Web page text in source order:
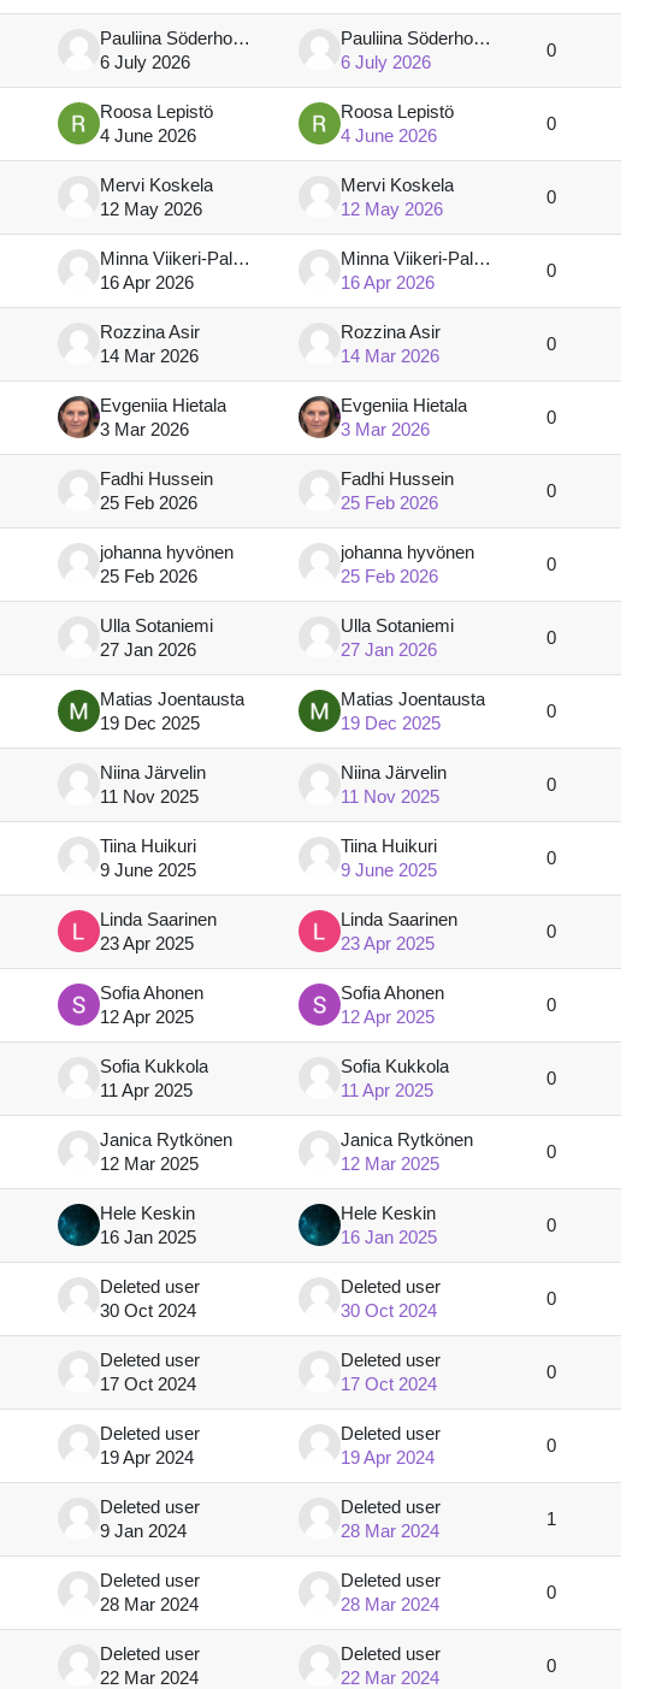
Pauliina Söderholm
6 July 2026
Pauliina Söderholm
6 July 2026
0
Roosa Lepistö
4 June 2026
Roosa Lepistö
4 June 2026
0
Mervi Koskela
12 May 2026
Mervi Koskela
12 May 2026
0
Minna Viikeri-Paloniemi
16 Apr 2026
Minna Viikeri-Paloniemi
16 Apr 2026
0
Rozzina Asir
14 Mar 2026
Rozzina Asir
14 Mar 2026
0
Evgeniia Hietala
3 Mar 2026
Evgeniia Hietala
3 Mar 2026
0
Fadhi Hussein
25 Feb 2026
Fadhi Hussein
25 Feb 2026
0
johanna hyvönen
25 Feb 2026
johanna hyvönen
25 Feb 2026
0
Ulla Sotaniemi
27 Jan 2026
Ulla Sotaniemi
27 Jan 2026
0
Matias Joentausta
19 Dec 2025
Matias Joentausta
19 Dec 2025
0
Niina Järvelin
11 Nov 2025
Niina Järvelin
11 Nov 2025
0
Tiina Huikuri
9 June 2025
Tiina Huikuri
9 June 2025
0
Linda Saarinen
23 Apr 2025
Linda Saarinen
23 Apr 2025
0
Sofia Ahonen
12 Apr 2025
Sofia Ahonen
12 Apr 2025
0
Sofia Kukkola
11 Apr 2025
Sofia Kukkola
11 Apr 2025
0
Janica Rytkönen
12 Mar 2025
Janica Rytkönen
12 Mar 2025
0
Hele Keskin
16 Jan 2025
Hele Keskin
16 Jan 2025
0
Deleted user
30 Oct 2024
Deleted user
30 Oct 2024
0
Deleted user
17 Oct 2024
Deleted user
17 Oct 2024
0
Deleted user
19 Apr 2024
Deleted user
19 Apr 2024
0
Deleted user
9 Jan 2024
Deleted user
28 Mar 2024
1
Deleted user
28 Mar 2024
Deleted user
28 Mar 2024
0
Deleted user
22 Mar 2024
Deleted user
22 Mar 2024
0